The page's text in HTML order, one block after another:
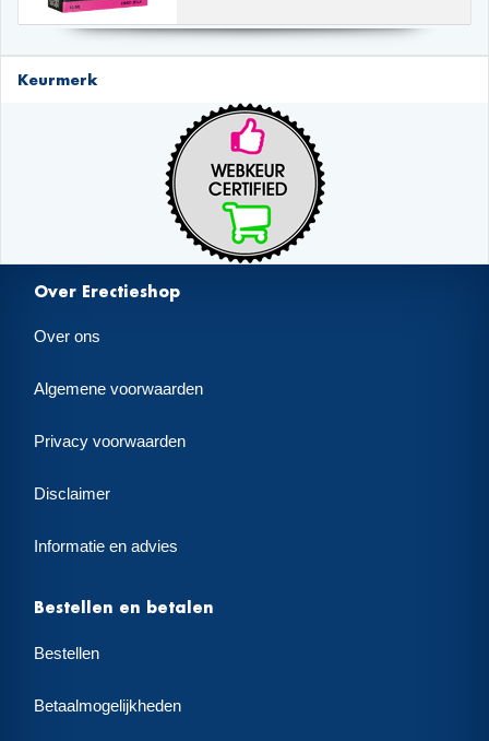
Keurmerk
Over Erectieshop
Over ons
Algemene voorwaarden
Privacy voorwaarden
Disclaimer
Informatie en advies
Bestellen en betalen
Bestellen
Betaalmogelijkheden